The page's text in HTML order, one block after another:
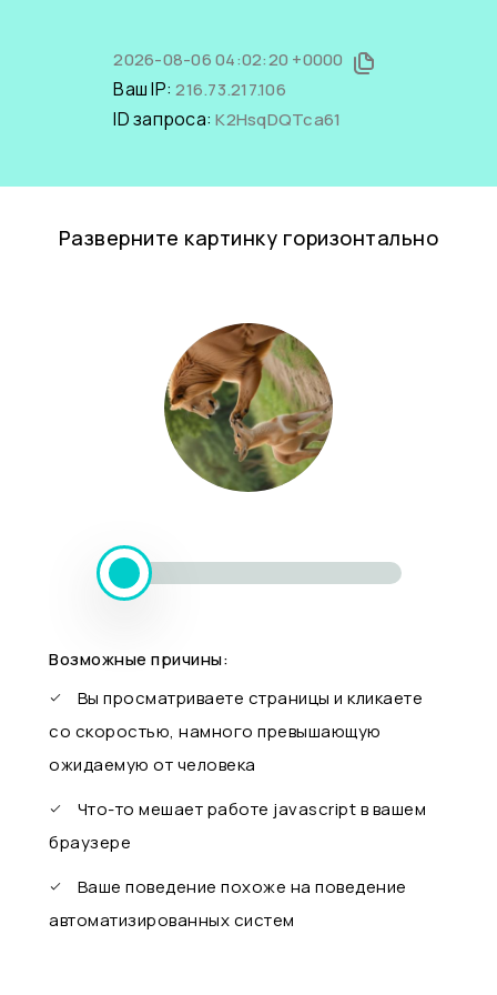
2026-08-06 04:02:20 +0000
Ваш IP:216.73.217.106
ID запроса:K2HsqDQTca61
Разверните картинку горизонтально
Возможные причины:
Вы просматриваете страницы и кликаете
со скоростью, намного превышающую
ожидаемую от человека
Что-то мешает работе javascript в вашем
браузере
Ваше поведение похоже на поведение
автоматизированных систем